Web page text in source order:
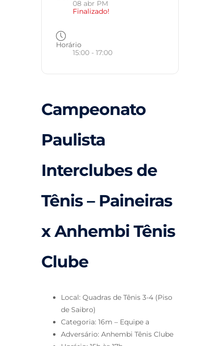
08 abr PM
Finalizado!
Horário
15:00 - 17:00
Campeonato
Paulista
Interclubes de
Tênis – Paineiras
x Anhembi Tênis
Clube
Local: Quadras de Tênis 3-4 (Piso
de Saibro)
Categoria: 16m – Equipe a
Adversário: Anhembi Tênis Clube